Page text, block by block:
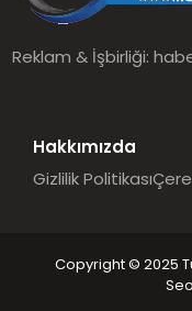
Reklam & İşbirliği:
Hakkımızda
Gizlilik Politikası
Copyright © 2025